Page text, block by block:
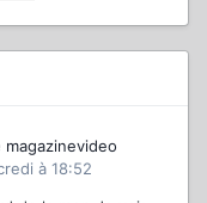
à 18:52